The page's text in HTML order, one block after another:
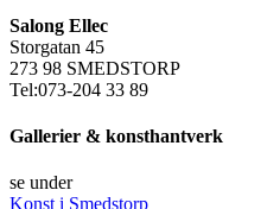
Salong Ellec
Storgatan 45
273 98 SMEDSTORP
Tel:073-204 33 89
Gallerier & konsthantverk
se under
Konst i Smedstorp